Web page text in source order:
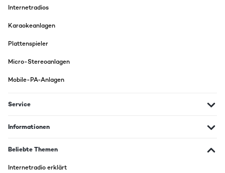
Internetradios
Karaokeanlagen
Plattenspieler
Micro-Stereoanlagen
Mobile-PA-Anlagen
Service
Informationen
Beliebte Themen
Internetradio erklärt